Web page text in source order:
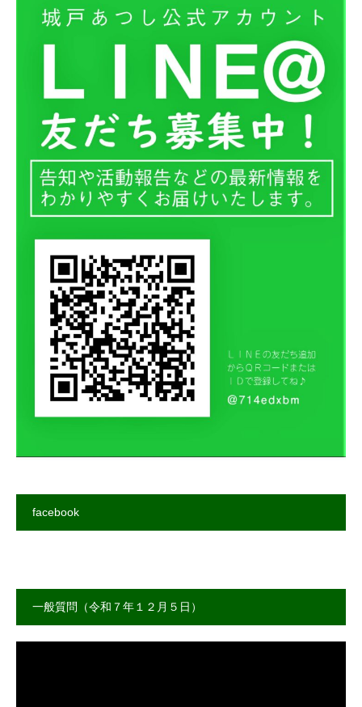
facebook
一般質問（令和７年１２月５日）